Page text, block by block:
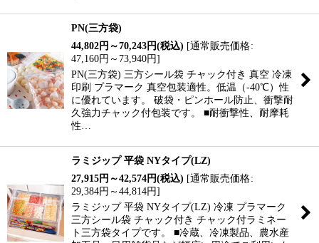
PN(三方袋)
44,802円 ～70,243円(税込) [通常販売価格:
47,160円 ～73,940円]
PN(三方袋) 三方シール袋 チャック付き 真空 冷凍
印刷 プラマーク 真空包装適性。低温（-40℃）性
に優れています。 破袋・ピンホール防止、衝撃耐
久強力チャック付包装です。 ■耐衝撃性、耐摩耗
性…
ラミジップ 平袋 NYタイプ(LZ)
27,915円 ～42,574円(税込) [通常販売価格:
29,384円 ～44,814円]
ラミジップ 平袋 NYタイプ(LZ) 冷凍 プラマーク
三方シール袋 チャック付き チャック付ラミネー
ト三方袋タイプです。 ■冷蔵、冷凍製品、農水産